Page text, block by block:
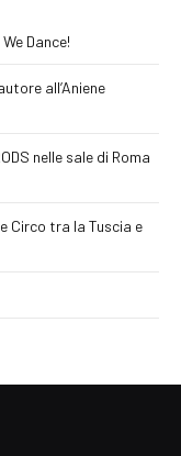
Dance!
all’Aniene
nelle sale di Roma
Circo tra la Tuscia e